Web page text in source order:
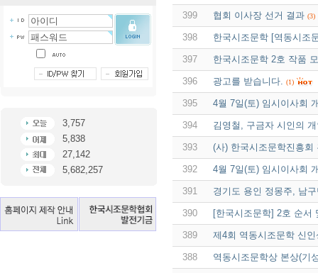
3,757
5,838
27,142
5,682,257
399 협회 이사장 선거 결과 (3)
398 한국시조문학 [역동시조
397 한국시조문학 2호 작품
396 광고를 받습니다. (1)
395 4월 7일(토) 임시이사회
394 김영철, 구금자 시인의
393 (사) 한국시조문학진흥회
392 4월 7일(토) 임시이사회
391 경기도 용인 정몽주, 남
390 [한국시조문학] 2호 순서
389 제4회 역동시조문학 신
388 역동시조문학상 본상(기